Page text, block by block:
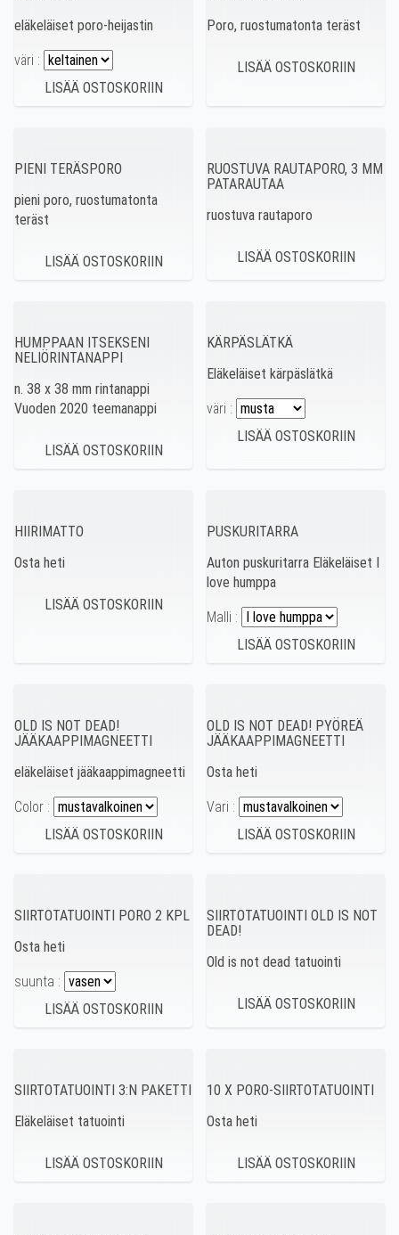
eläkeläiset poro-heijastin
väri :
Poro, ruostumatonta teräst
PIENI TERÄSPORO
pieni poro, ruostumatonta
teräst
RUOSTUVA RAUTAPORO, 3 MM
PATARAUTAA
ruostuva rautaporo
HUMPPAAN ITSEKSENI
NELIÖRINTANAPPI
n. 38 x 38 mm rintanappi
Vuoden 2020 teemanappi
KÄRPÄSLÄTKÄ
Eläkeläiset kärpäslätkä
väri :
HIIRIMATTO
Osta heti
PUSKURITARRA
Auton puskuritarra Eläkeläiset I
love humppa
Malli :
OLD IS NOT DEAD!
JÄÄKAAPPIMAGNEETTI
eläkeläiset jääkaappimagneetti
Color :
OLD IS NOT DEAD! PYÖREÄ
JÄÄKAAPPIMAGNEETTI
Osta heti
Vari :
SIIRTOTATUOINTI PORO 2 KPL
Osta heti
suunta :
SIIRTOTATUOINTI OLD IS NOT
DEAD!
Old is not dead tatuointi
SIIRTOTATUOINTI 3:N PAKETTI
Eläkeläiset tatuointi
10 X PORO-SIIRTOTATUOINTI
Osta heti